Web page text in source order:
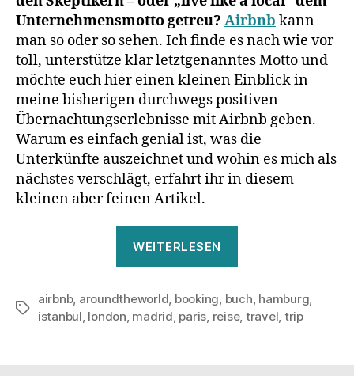
Unternehmensmotto getreu? Airbnb kann
man so oder so sehen. Ich finde es nach wie vor
toll, unterstütze klar letztgenanntes Motto und
möchte euch hier einen kleinen Einblick in
meine bisherigen durchwegs positiven
Übernachtungserlebnisse mit Airbnb geben.
Warum es einfach genial ist, was die
Unterkünfte auszeichnet und wohin es mich als
nächstes verschlägt, erfahrt ihr in diesem
kleinen aber feinen Artikel.
WEITERLESEN
ist
vor
Schlagwörter
airbnb, aroundtheworld, booking, buch, hamburg,
istanbul, london, madrid, paris, reise, travel, trip